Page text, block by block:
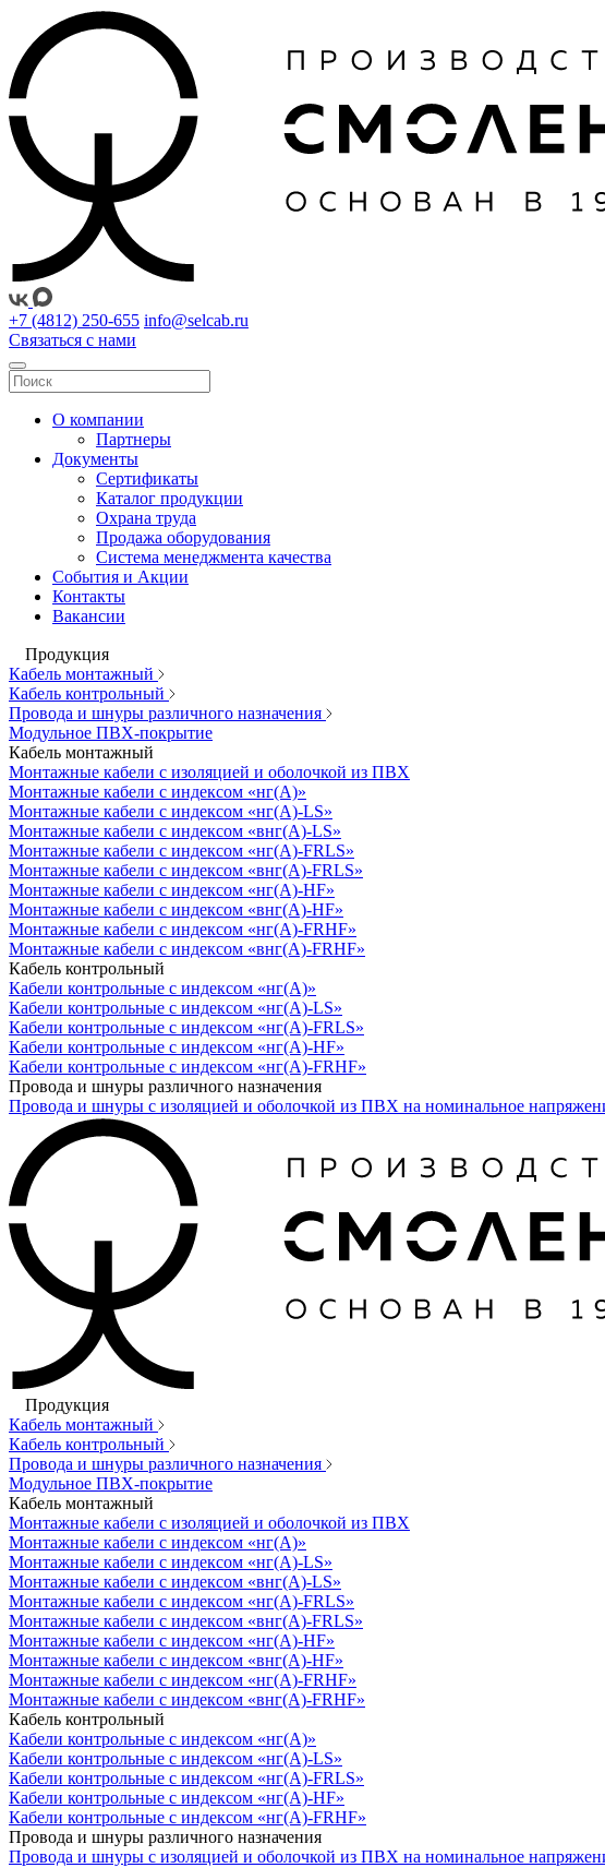
+7 (4812) 250-655 info@selcab.ru
Связаться с нами
О компании
Партнеры
Документы
Сертификаты
Каталог продукции
Охрана труда
Продажа оборудования
Система менеджмента качества
События и Акции
Контакты
Вакансии
Продукция
Кабель монтажный
Кабель контрольный
Провода и шнуры различного назначения
Модульное ПВХ-покрытие
Кабель монтажный
Монтажные кабели с изоляцией и оболочкой из ПВХ
Монтажные кабели с индексом «нг(А)»
Монтажные кабели с индексом «нг(А)-LS»
Монтажные кабели с индексом «внг(А)-LS»
Монтажные кабели с индексом «нг(А)-FRLS»
Монтажные кабели с индексом «внг(А)-FRLS»
Монтажные кабели с индексом «нг(А)-HF»
Монтажные кабели с индексом «внг(А)-HF»
Монтажные кабели с индексом «нг(А)-FRHF»
Монтажные кабели с индексом «внг(А)-FRHF»
Кабель контрольный
Кабели контрольные с индексом «нг(А)»
Кабели контрольные с индексом «нг(А)-LS»
Кабели контрольные с индексом «нг(А)-FRLS»
Кабели контрольные с индексом «нг(А)-HF»
Кабели контрольные с индексом «нг(А)-FRHF»
Провода и шнуры различного назначения
Провода и шнуры с изоляцией и оболочкой из ПВХ на номинальное
Продукция
Кабель монтажный
Кабель контрольный
Провода и шнуры различного назначения
Модульное ПВХ-покрытие
Кабель монтажный
Монтажные кабели с изоляцией и оболочкой из ПВХ
Монтажные кабели с индексом «нг(А)»
Монтажные кабели с индексом «нг(А)-LS»
Монтажные кабели с индексом «внг(А)-LS»
Монтажные кабели с индексом «нг(А)-FRLS»
Монтажные кабели с индексом «внг(А)-FRLS»
Монтажные кабели с индексом «нг(А)-HF»
Монтажные кабели с индексом «внг(А)-HF»
Монтажные кабели с индексом «нг(А)-FRHF»
Монтажные кабели с индексом «внг(А)-FRHF»
Кабель контрольный
Кабели контрольные с индексом «нг(А)»
Кабели контрольные с индексом «нг(А)-LS»
Кабели контрольные с индексом «нг(А)-FRLS»
Кабели контрольные с индексом «нг(А)-HF»
Кабели контрольные с индексом «нг(А)-FRHF»
Провода и шнуры различного назначения
Провода и шнуры с изоляцией и оболочкой из ПВХ на номинальное